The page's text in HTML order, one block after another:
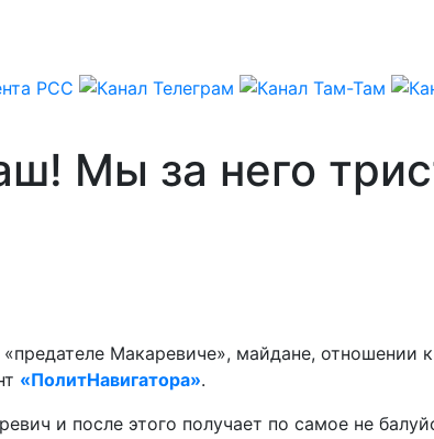
Мы за него
Макаревиче», майдане,
«ПолитНавигатора».
и после этого получает по самое не